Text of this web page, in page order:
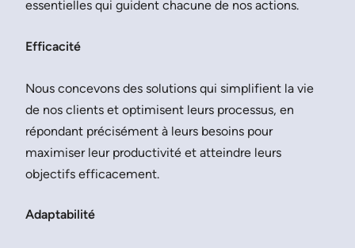
essentielles qui guident chacune de nos actions.
Efficacité
Nous concevons des solutions qui simplifient la vie
de nos clients et optimisent leurs processus, en
répondant précisément à leurs besoins pour
maximiser leur productivité et atteindre leurs
objectifs efficacement.
Adaptabilité